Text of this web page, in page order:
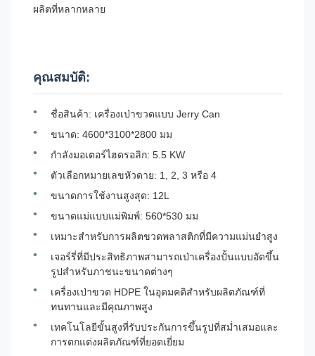
ผลิตที่หลากหลาย
คุณสมบัติ:
ชื่อสินค้า: เครื่องเป่าขวดแบบ Jerry Can
ขนาด: 4600*3100*2800 มม
กำลังมอเตอร์ไฮดรอลิก: 5.5 KW
ตัวเลือกหมายเลขหัวดาย: 1, 2, 3 หรือ 4
ขนาดการใช้งานสูงสุด: 12L
ขนาดแม่แบบแม่พิมพ์: 560*530 มม
เหมาะสำหรับการผลิตขวดพลาสติกที่มีความแม่นยำสูง
เจอร์รี่ที่มีประสิทธิภาพสามารถเป่าเครื่องปั้นแบบอัดขึ้น
รูปสำหรับภาชนะขนาดต่างๆ
เครื่องเป่าขวด HDPE ในอุดมคติสำหรับผลิตภัณฑ์ที่
ทนทานและมีคุณภาพสูง
เทคโนโลยีขั้นสูงที่รับประกันการขึ้นรูปที่สม่ำเสมอและ
การตกแต่งผลิตภัณฑ์ที่ยอดเยี่ยม